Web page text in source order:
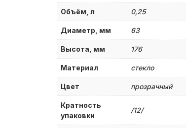
Объём, л 0,25
Диаметр, мм 63
Высота, мм 176
Материал стекло
Цвет прозрачный
Кратность
упаковки
/12/